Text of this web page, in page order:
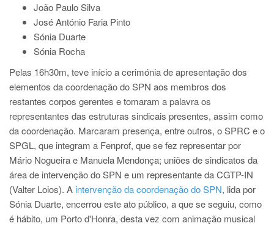
João Paulo Silva
José António Faria Pinto
Sónia Duarte
Sónia Rocha
Pelas 16h30m, teve início a cerimónia de apresentação dos
elementos da coordenação do SPN aos membros dos
restantes corpos gerentes e tomaram a palavra os
representantes das estruturas sindicais presentes, assim como
da coordenação. Marcaram presença, entre outros, o SPRC e o
SPGL, que integram a Fenprof, que se fez representar por
Mário Nogueira e Manuela Mendonça; uniões de sindicatos da
área de intervenção do SPN e um representante da CGTP-IN
(Valter Loios). A intervenção da coordenação do SPN, lida por
Sónia Duarte, encerrou este ato público, a que se seguiu, como
é hábito, um Porto d'Honra, desta vez com animação musical